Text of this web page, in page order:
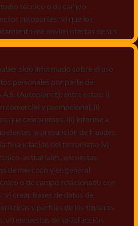
técnico o de campo
autopartes; v) que los
me envíen ofertas de sus
de datos de acuerdo a las
de los titulares de Datos
de satisfacción, vi) reportes
a la política de protección
Derco en la
, igualmente,
informado sobre mis derechos
rectificar, suprimir, solicitar
y ii) finalidad, presentar
canales de
y en
sido informado sobre el uso
personales por parte de
(Autoplanet); entre estos: i)
comercial y promocional, ii)
que celebremos, iii) informe a
la presunción de fraudes,
financiación del terrorismo iv)
actuariales, encuestas,
de mercado y en general
o de campo relacionado con
v) crear bases de datos de
y perfiles de los titulares
vi) encuestas de satisfacción.